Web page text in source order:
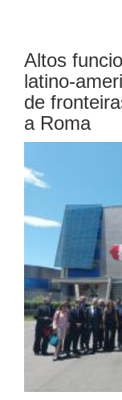
Altos
latino-
de
a Roma